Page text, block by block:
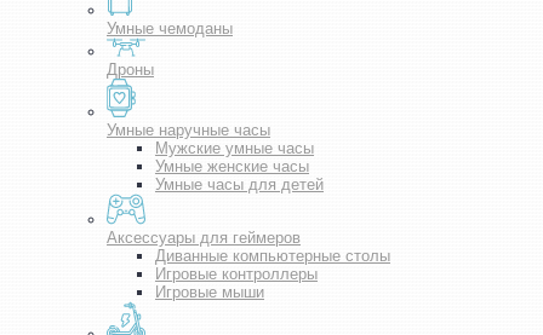
Умные чемоданы
Дроны
Умные наручные часы
Мужские умные часы
Умные женские часы
Умные часы для детей
Аксессуары для геймеров
Диванные компьютерные столы
Игровые контроллеры
Игровые мыши